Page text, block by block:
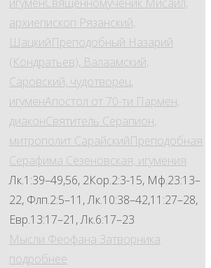
архиепископ Рязанский,
ШацкийПреподобный Назарий
(Кондратьев), Валаамский,
Саровский, чудотворец,
игуменАпостол от 70-ти Пармен,
диаконСвятитель Серапион,
митрополит СарайскийПреподобная
Серафима Сезеновская, игумения
Лк.1:39–49,56, 2Кор.2:3-15, Мф.23:13–
22, Флп.2:5–11, Лк.10:38–42,11:27–28,
Евр.13:17–21, Лк.6:17–23
Мысли Феофана Затворника
подробнее